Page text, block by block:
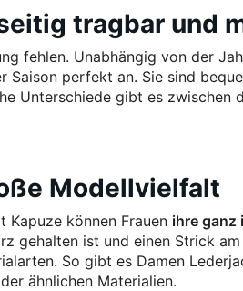
tragbar und
fehlen. Unabhängig von der
Saison perfekt an. Sie sind
Unterschiede gibt es zwischen
Modellvielfalt
können Frauen ihre ganz
gehalten ist und einen Strick
So gibt es Damen
ähnlichen Materialien.